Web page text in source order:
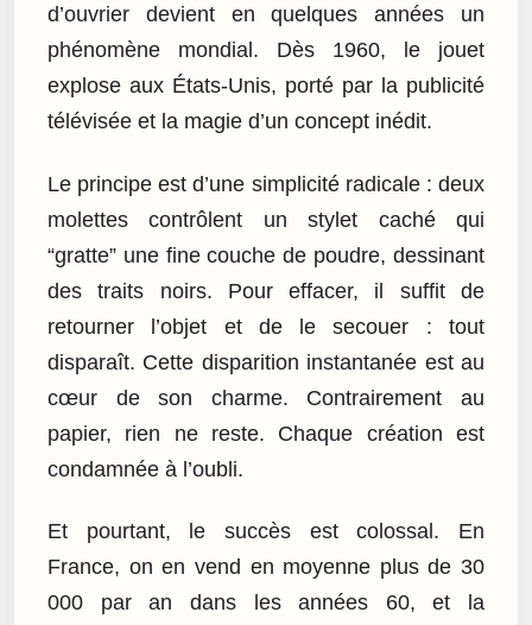
d’ouvrier devient en quelques années un
phénomène mondial. Dès 1960, le jouet
explose aux États-Unis, porté par la publicité
télévisée et la magie d’un concept inédit.
Le principe est d’une simplicité radicale : deux
molettes contrôlent un stylet caché qui
“gratte” une fine couche de poudre, dessinant
des traits noirs. Pour effacer, il suffit de
retourner l’objet et de le secouer : tout
disparaît. Cette disparition instantanée est au
cœur de son charme. Contrairement au
papier, rien ne reste. Chaque création est
condamnée à l’oubli.
Et pourtant, le succès est colossal. En
France, on en vend en moyenne plus de 30
000 par an dans les années 60, et la